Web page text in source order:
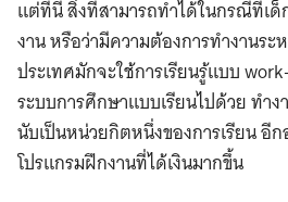
แต่ทีนี้ สิ่งที่สามารถทําได้ในกรณีที่เด็
งาน หรือว่ามีความต้องการทํางานระ
ประเทศมักจะใช้การเรียนรู้แบบ
ระบบการศึกษาแบบเรียนไปด้วย ทำ
นับเป็นหน่วยกิตหนึ่งของการเรียน อี
โปรแกรมฝึกงานที่ได้เงินมากขึ้น